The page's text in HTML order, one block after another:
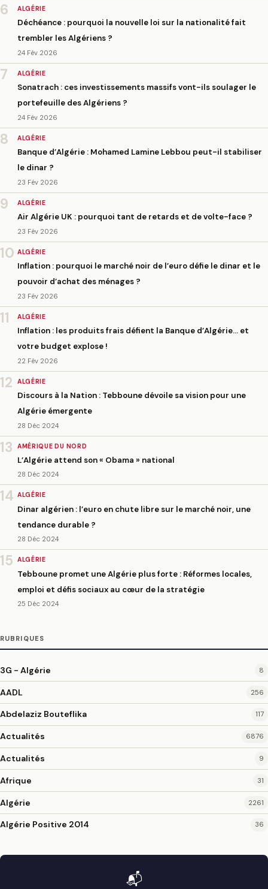
6 ALGÉRIE
Déchéance : pourquoi la nouvelle loi sur la nationalité fait
trembler les Algériens ?
24 Fév 2026
7 ALGÉRIE
Sonatrach : ces investissements massifs vont-ils soulager le
portefeuille des Algériens ?
24 Fév 2026
8 ALGÉRIE
Banque d’Algérie : Mohamed Lamine Lebbou peut-il stabiliser
le dinar ?
23 Fév 2026
9 ALGÉRIE
Air Algérie UK : pourquoi tant de retards et de volte-face ?
23 Fév 2026
10 ALGÉRIE
Inflation : pourquoi le marché noir de l’euro défie le dinar et le
pouvoir d’achat des ménages ?
23 Fév 2026
11 ALGÉRIE
Inflation : les produits frais défient la Banque d’Algérie… et
votre budget explose !
22 Fév 2026
12 ALGÉRIE
Discours à la Nation : Tebboune dévoile sa vision pour une
Algérie émergente
28 Déc 2024
13 AMÉRIQUE DU NORD
L’Algérie attend son « Obama » national
28 Déc 2024
14 ALGÉRIE
Dinar algérien : l’euro en chute libre sur le marché noir, une
tendance durable ?
28 Déc 2024
15 ALGÉRIE
Tebboune promet une Algérie plus forte : Réformes locales,
emploi et défis sociaux au cœur de la stratégie
25 Déc 2024
RUBRIQUES
3G - Algérie 8
AADL 256
Abdelaziz Bouteflika 117
Actualités 6876
Actualités 9
Afrique 31
Algérie 2261
Algérie Positive 2014 36
📬